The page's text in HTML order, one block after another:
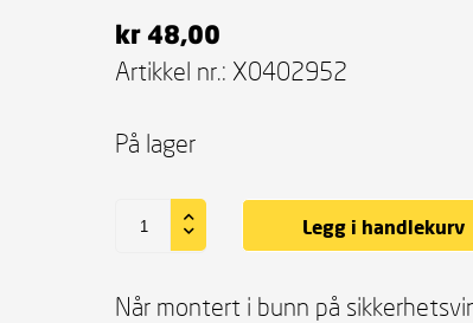
kr 48,00
Artikkel nr.: X0402952
På lager
Legg i handlekurv
Når montert i bunn på